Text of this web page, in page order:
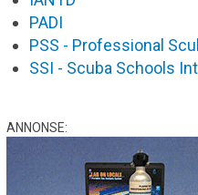
PADI
PSS - Professional
SSI - Scuba Schools
ANNONSE: